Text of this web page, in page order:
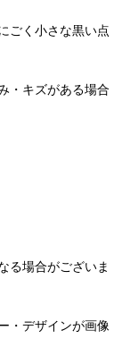
ごく小さな黒い点
・キズがある場合
る場合がございま
・デザインが画像